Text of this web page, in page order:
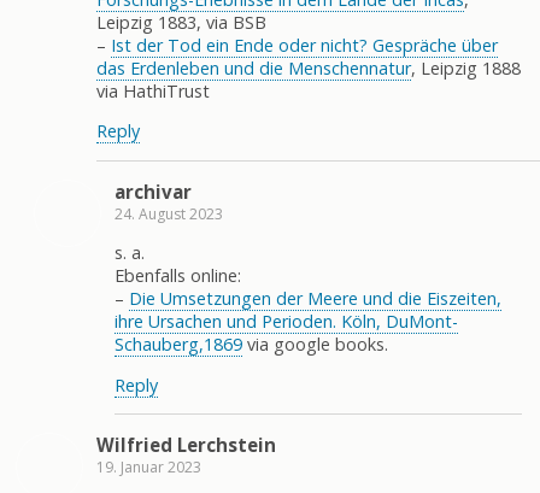
Leipzig 1883, via BSB
– Ist der Tod ein Ende oder nicht? Gespräche über
das Erdenleben und die Menschennatur, Leipzig 1888
via HathiTrust
Reply
archivar
24. August 2023
s. a.
Ebenfalls online:
– Die Umsetzungen der Meere und die Eiszeiten,
ihre Ursachen und Perioden. Köln, DuMont-
Schauberg,1869 via google books.
Reply
Wilfried Lerchstein
19. Januar 2023